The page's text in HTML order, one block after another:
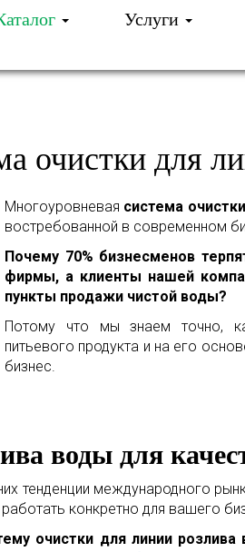
Услуги
очистки для
Многоуровневая система
востребованной в современном
Почему 70% бизнесменов
фирмы, а клиенты нашей
пункты продажи чистой воды?
Потому что мы знаем точно,
питьевого продукта и на его
бизнес.
воды для
тенденции международного
конкретно для вашего
очистки для линии розлива